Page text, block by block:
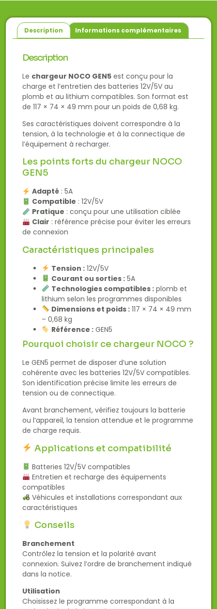
Description Informations complémentaires
Description
Le chargeur NOCO GEN5 est conçu pour la
charge et l’entretien des batteries 12V/5V au
plomb et au lithium compatibles. Son format est
de 117 × 74 × 49 mm pour un poids de 0,68 kg.
Ses caractéristiques doivent correspondre à la
tension, à la technologie et à la connectique de
l’équipement à recharger.
Les points forts du chargeur NOCO
GEN5
Adapté: 5A
Compatible : 12V/5V
Pratique : conçu pour une utilisation ciblée
Clair : référence précise pour éviter les erreurs
de connexion
Caractéristiques principales
Tension :12V/5V
Courant ou sorties :5A
Technologies compatibles :plomb et
lithium selon les programmes disponibles
Dimensions et poids :117 × 74 × 49 mm
– 0,68 kg
Référence :GEN5
Pourquoi choisir ce chargeur NOCO ?
Le GEN5 permet de disposer d’une solution
cohérente avec les batteries 12V/5V compatibles.
Son identification précise limite les erreurs de
tension ou de connectique.
Avant branchement, vérifiez toujours la batterie
ou l’appareil, la tension attendue et le programme
de charge requis.
Applications et compatibilité
Batteries 12V/5V compatibles
Entretien et recharge des équipements
compatibles
Véhicules et installations correspondant aux
caractéristiques
Conseils
Branchement
Contrôlez la tension et la polarité avant
connexion. Suivez l’ordre de branchement indiqué
dans la notice.
Utilisation
Choisissez le programme correspondant à la